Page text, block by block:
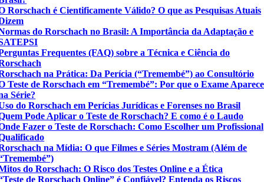
Rorschach é Cientificamente Válido? O que as Pesquisas Atuais
do Rorschach no Brasil: A Importância da Adaptação e
Frequentes (FAQ) sobre a Técnica e Ciência do
na Prática: Da Perícia (“Tremembé”) ao Consultório
Teste de Rorschach em “Tremembé”: Por que o Exame Aparece
Série?
do Rorschach em Perícias Jurídicas e Forenses no Brasil
Pode Aplicar o Teste de Rorschach? E como é o Laudo
Fazer o Teste de Rorschach: Como Escolher um Profissional
na Mídia: O que Filmes e Séries Mostram (Além de
do Rorschach: O Risco dos Testes Online e a Ética
de Rorschach Online” é Confiável? Entenda os Riscos